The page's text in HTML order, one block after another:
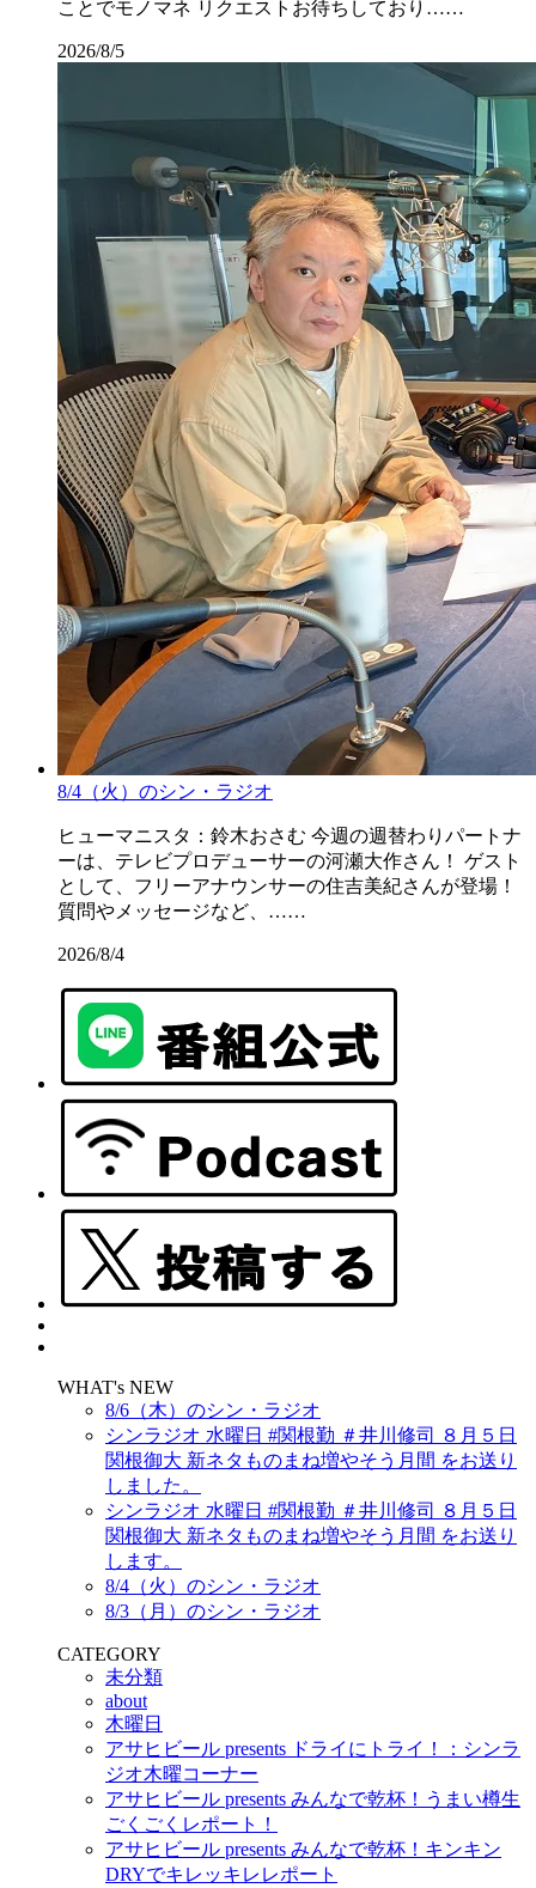
ことでモノマネ リクエストお待ちしており……
2026/8/5
8/4（火）のシン・ラジオ
ヒューマニスタ：鈴木おさむ 今週の週替わりパートナ
ーは、テレビプロデューサーの河瀬大作さん！ ゲスト
として、フリーアナウンサーの住吉美紀さんが登場！
質問やメッセージなど、……
2026/8/4
WHAT's NEW
8/6（木）のシン・ラジオ
シンラジオ 水曜日 #関根勤 ＃井川修司 ８月５日
関根御大 新ネタものまね増やそう月間 をお送り
しました。
シンラジオ 水曜日 #関根勤 ＃井川修司 ８月５日
関根御大 新ネタものまね増やそう月間 をお送り
します。
8/4（火）のシン・ラジオ
8/3（月）のシン・ラジオ
CATEGORY
未分類
about
木曜日
アサヒビール presents ドライにトライ！：シンラ
ジオ木曜コーナー
アサヒビール presents みんなで乾杯！うまい樽生
ごくごくレポート！
アサヒビール presents みんなで乾杯！キンキン
DRYでキレッキレレポート